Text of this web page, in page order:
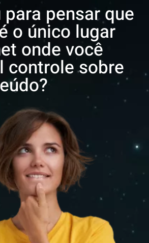
pensar que
o único lugar
onde você
controle sobre